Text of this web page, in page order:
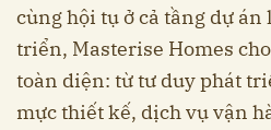
cùng hội tụ ở cả tầng dự án
triển, Masterise Homes
toàn diện: từ tư duy phát
mực thiết kế, dịch vụ vận